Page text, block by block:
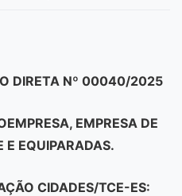
DIRETA Nº 00040/2025
EMPRESA DE
E EQUIPARADAS.
CIDADES/TCE-ES: